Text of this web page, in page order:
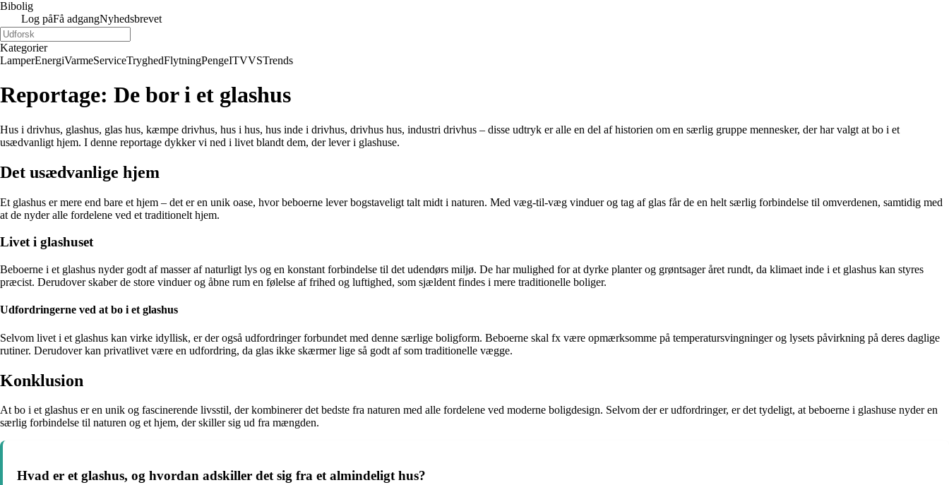
Bibolig
Log påFå adgangNyhedsbrevet
Kategorier
LamperEnergiVarmeServiceTryghedFlytningPengeITVVSTrends
Reportage: De bor i et glashus
Hus i drivhus, glashus, glas hus, kæmpe drivhus, hus i hus, hus inde i drivhus, drivhus hus, industri drivhus – disse udtryk er alle en del af historien om en særlig gruppe mennesker, der har valgt at bo i et
usædvanligt hjem. I denne reportage dykker vi ned i livet blandt dem, der lever i glashuse.
Det usædvanlige hjem
Et glashus er mere end bare et hjem – det er en unik oase, hvor beboerne lever bogstaveligt talt midt i naturen. Med væg-til-væg vinduer og tag af glas får de en helt særlig forbindelse til omverdenen, samtidig med
at de nyder alle fordelene ved et traditionelt hjem.
Livet i glashuset
Beboerne i et glashus nyder godt af masser af naturligt lys og en konstant forbindelse til det udendørs miljø. De har mulighed for at dyrke planter og grøntsager året rundt, da klimaet inde i et glashus kan styres
præcist. Derudover skaber de store vinduer og åbne rum en følelse af frihed og luftighed, som sjældent findes i mere traditionelle boliger.
Udfordringerne ved at bo i et glashus
Selvom livet i et glashus kan virke idyllisk, er der også udfordringer forbundet med denne særlige boligform. Beboerne skal fx være opmærksomme på temperatursvingninger og lysets påvirkning på deres daglige
rutiner. Derudover kan privatlivet være en udfordring, da glas ikke skærmer lige så godt af som traditionelle vægge.
Konklusion
At bo i et glashus er en unik og fascinerende livsstil, der kombinerer det bedste fra naturen med alle fordelene ved moderne boligdesign. Selvom der er udfordringer, er det tydeligt, at beboerne i glashuse nyder en
særlig forbindelse til naturen og et hjem, der skiller sig ud fra mængden.
Hvad er et glashus, og hvordan adskiller det sig fra et almindeligt hus?